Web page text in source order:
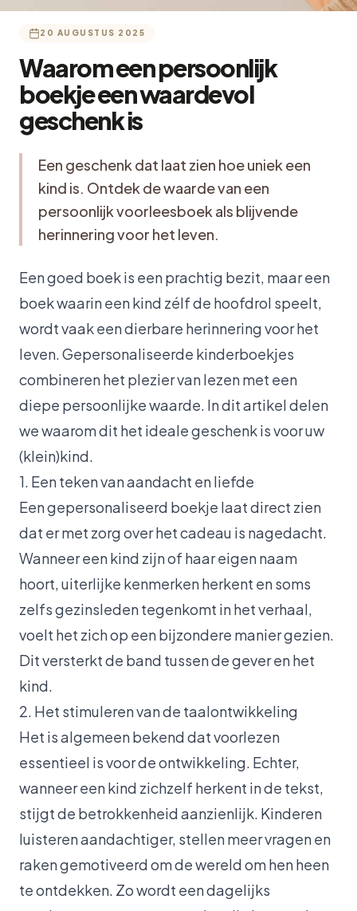
20 AUGUSTUS 2025
Waarom een persoonlijk
boekje een waardevol
geschenk is
Een geschenk dat laat zien hoe uniek een
kind is. Ontdek de waarde van een
persoonlijk voorleesboek als blijvende
herinnering voor het leven.
Een goed boek is een prachtig bezit, maar een
boek waarin een kind zélf de hoofdrol speelt,
wordt vaak een dierbare herinnering voor het
leven. Gepersonaliseerde kinderboekjes
combineren het plezier van lezen met een
diepe persoonlijke waarde. In dit artikel delen
we waarom dit het ideale geschenk is voor uw
(klein)kind.
1. Een teken van aandacht en liefde
Een gepersonaliseerd boekje laat direct zien
dat er met zorg over het cadeau is nagedacht.
Wanneer een kind zijn of haar eigen naam
hoort, uiterlijke kenmerken herkent en soms
zelfs gezinsleden tegenkomt in het verhaal,
voelt het zich op een bijzondere manier gezien.
Dit versterkt de band tussen de gever en het
kind.
2. Het stimuleren van de taalontwikkeling
Het is algemeen bekend dat voorlezen
essentieel is voor de ontwikkeling. Echter,
wanneer een kind zichzelf herkent in de tekst,
stijgt de betrokkenheid aanzienlijk. Kinderen
luisteren aandachtiger, stellen meer vragen en
raken gemotiveerd om de wereld om hen heen
te ontdekken. Zo wordt een dagelijks